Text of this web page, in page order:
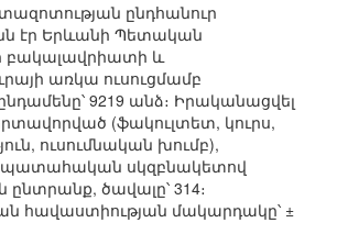
ընդհանուր
էր Երևանի Պետական
բակալավրիատի և
առկա ուսուցմամբ
9219 անձ։ Իրականացվել
(ֆակուլտետ, կուրս,
ուսումնական խումբ),
պատահական սկզբնակետով
ծավալը՝ 314։
հավաստիության մակարդակը՝ ±